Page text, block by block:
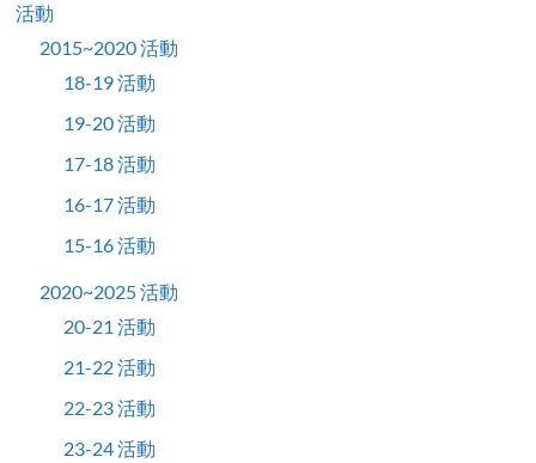
活動
2015~2020 活動
18-19 活動
19-20 活動
17-18 活動
16-17 活動
15-16 活動
2020~2025 活動
20-21 活動
21-22 活動
22-23 活動
23-24 活動